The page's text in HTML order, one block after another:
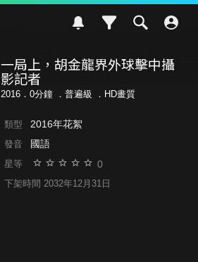
一局上，胡金龍界外球擊中攝
影記者
2016．0分鐘 ． 普遍級 ．HD畫質
類型 2016年花絮
發音 國語
星等 0
下架時間 2032年12月31日